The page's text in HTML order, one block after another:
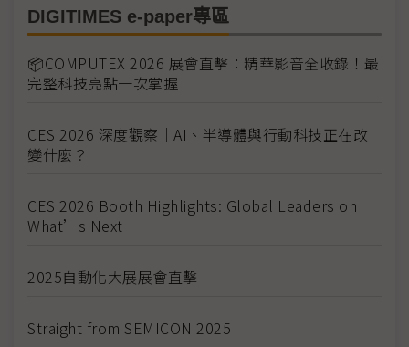
DIGITIMES e-paper專區
📦COMPUTEX 2026 展會直擊：精華影音全收錄！最
完整科技亮點一次掌握
CES 2026 深度觀察｜AI、半導體與行動科技正在改
變什麼？
CES 2026 Booth Highlights: Global Leaders on
What’s Next
2025自動化大展展會直擊
Straight from SEMICON 2025